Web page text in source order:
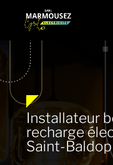
Installateur
recharge
Saint-